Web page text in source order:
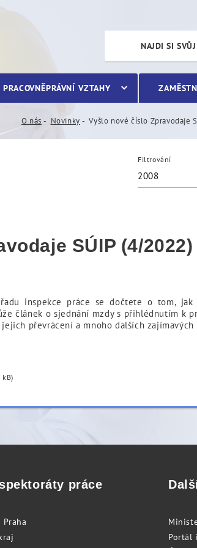
(4/2022)
NAJDI SI SVŮJ
PRACOVNĚPRÁVNÍ VZTAHY
O nás Novinky Vyšlo nové číslo Zpravodaje
Filtrování
2008
SÚIP (4/2022)
inspekce práce se dočtete o tom,
článek o sjednání mzdy s přihlédnutím k
převrácení a mnoho dalších
kB)
práce
Portál